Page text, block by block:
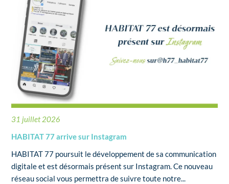
31 juillet 2026
HABITAT 77 arrive sur Instagram
HABITAT 77 poursuit le développement de sa communication
digitale et est désormais présent sur Instagram. Ce nouveau
réseau social vous permettra de suivre toute notre...